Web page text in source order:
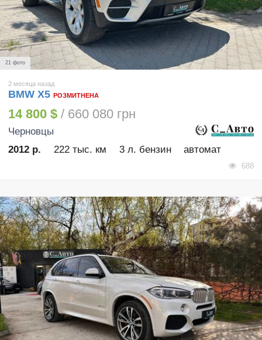
21 фото
2 месяца назад
BMW X5 РОЗМИТНЕНА
14 800 $ / 660 080 грн
Черновцы
2012 р.
222 тыс. км 3 л. бензин автомат
688